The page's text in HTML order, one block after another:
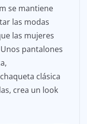
se mantiene
las modas
las mujeres
pantalones
clásica
crea un look